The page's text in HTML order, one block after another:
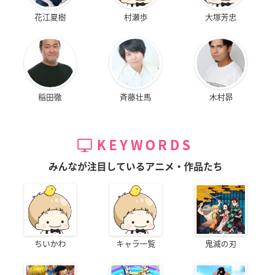
花江夏樹 村瀬歩 大塚芳忠
稲田徹 斉藤壮馬 木村昴
KEYWORDS
みんなが注目しているアニメ・作品たち
ちいかわ キャラ一覧 鬼滅の刃